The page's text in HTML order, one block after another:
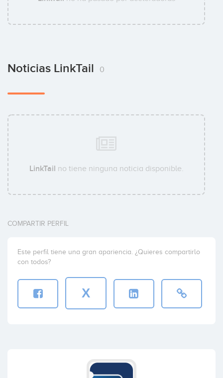
Noticias LinkTail 0
LinkTail no tiene ninguna noticia disponible.
COMPARTIR PERFIL
Este perfil tiene una gran apariencia. ¿Quieres compartirlo
con todos?
X